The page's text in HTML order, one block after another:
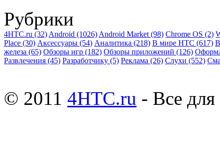
Рубрики
4HTC.ru (32) Android (1026) Android Market (98) Chrome OS (2)
Place (30) Аксессуары (54) Аналитика (218) В мире HTC (617)
железа (65) Обзоры игр (182) Обзоры приложений (126)
Развлечения (45) Разработчику (5) Реклама (26) Слухи (552)
© 2011 4HTC.ru - Все